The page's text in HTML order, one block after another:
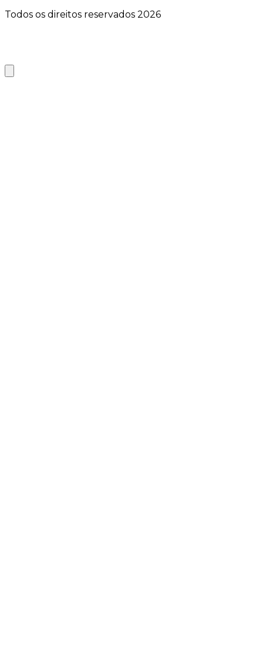
Todos os direitos reservados 2026